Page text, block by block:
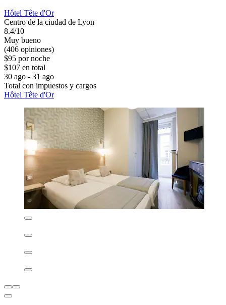
Hôtel Tête d'Or
Centro de la ciudad de Lyon
8.4/10
Muy bueno
(406 opiniones)
$95 por noche
$107 en total
30 ago - 31 ago
Total con impuestos y cargos
Hôtel Tête d'Or